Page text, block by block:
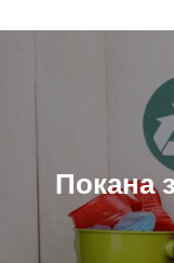
Покана